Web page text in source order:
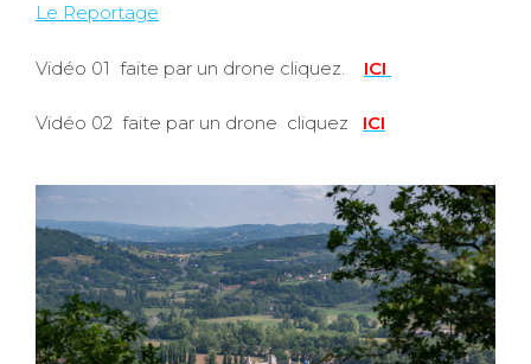
Le Reportage
Vidéo 01 faite par un drone cliquez. ICI
Vidéo 02 faite par un drone cliquez ICI